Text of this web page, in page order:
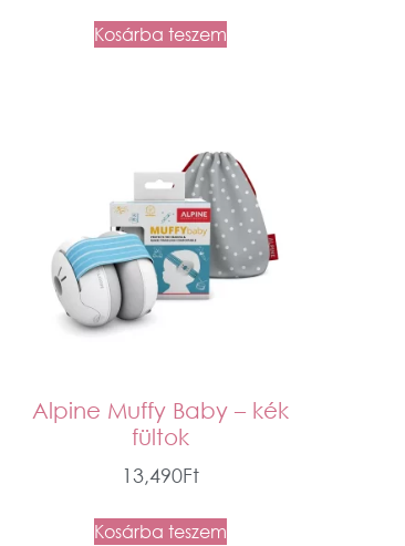
Kosárba teszem
Alpine Muffy Baby – kék
fültok
13,490Ft
Kosárba teszem